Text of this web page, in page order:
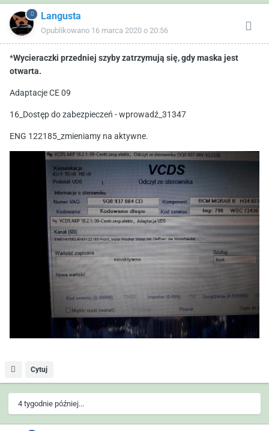
Langusta
Opublikowano 16 marca 2020 o 20:56
*Wycieraczki przedniej szyby zatrzymują się, gdy maska jest
otwarta.
Adaptacje CE 09
16_Dostęp do zabezpieczeń - wprowadź_31347
ENG 122185_zmieniamy na aktywne.
Cytuj
4 tygodnie później...